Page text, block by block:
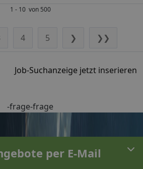
1 - 10 von 500
4 5 ❯ ❯❯
Job-Suchanzeige jetzt inserieren
-frage-frage
per E-Mail